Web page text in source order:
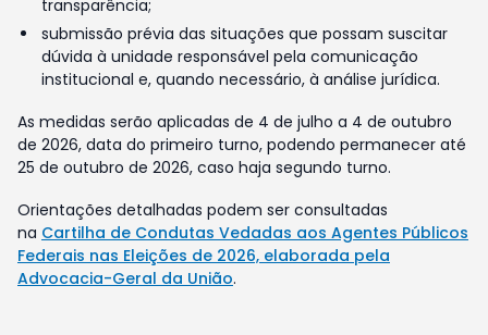
transparência;
submissão prévia das situações que possam suscitar
dúvida à unidade responsável pela comunicação
institucional e, quando necessário, à análise jurídica.
As medidas serão aplicadas de 4 de julho a 4 de outubro
de 2026, data do primeiro turno, podendo permanecer até
25 de outubro de 2026, caso haja segundo turno.
Orientações detalhadas podem ser consultadas
na Cartilha de Condutas Vedadas aos Agentes Públicos
Federais nas Eleições de 2026, elaborada pela
Advocacia-Geral da União.